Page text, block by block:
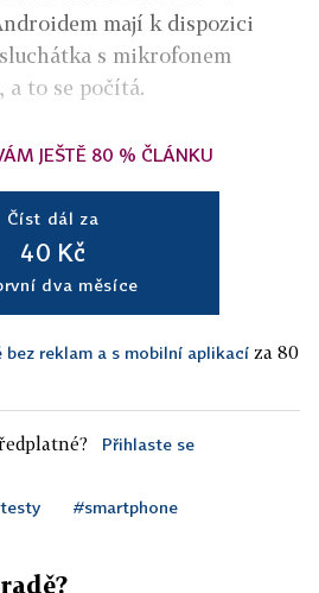
mají k dispozici
s mikrofonem
a to se počítá.
JEŠTĚ 80 % ČLÁNKU
Číst dál za
40 Kč
dva měsíce
bez reklam a s mobilní aplikací za 80
Přihlaste se
#smartphone